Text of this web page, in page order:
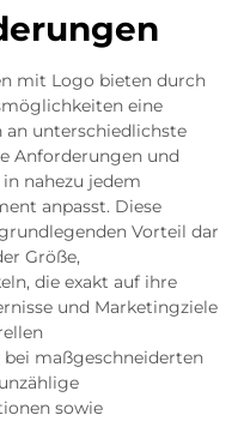
mit Logo bieten durch
eine
an unterschiedlichste
Anforderungen und
nahezu jedem
anpasst. Diese
Vorteil dar
Größe,
die exakt auf ihre
und Marketingziele
maßgeschneiderten
sowie